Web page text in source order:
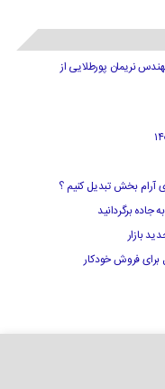
نریمان پورطلایی از
آرام بخش تبدیل کنیم ؟
جاده برگردانید
بازار
برای فروش خودکار